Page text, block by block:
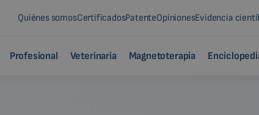
Quiénes somosCertificadosPatenteOpinionesEvidencia
Profesional Veterinaria Magnetoterapia